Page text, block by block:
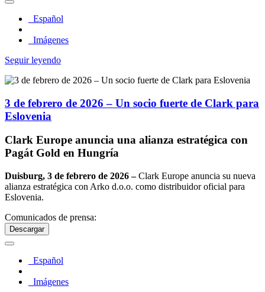
Español
Imágenes
Seguir leyendo
3 de febrero de 2026 – Un socio fuerte de Clark para
Eslovenia
Clark Europe anuncia una alianza estratégica con
Pagát Gold en Hungría
Duisburg, 3 de febrero de 2026 –Clark Europe anuncia su nueva
alianza estratégica con Arko d.o.o. como distribuidor oficial para
Eslovenia.
Comunicados de prensa:
Descargar
Español
Imágenes